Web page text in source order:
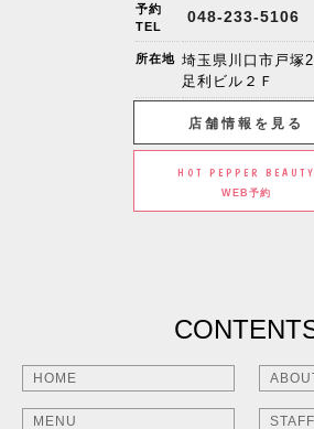
予約
TEL
048-233-5106
所在地 埼玉県川口市戸塚
足利ビル２Ｆ
店舗情報を見る
HOT PEPPER BEAUTY
WEB予約
HOME
MENU STAFF